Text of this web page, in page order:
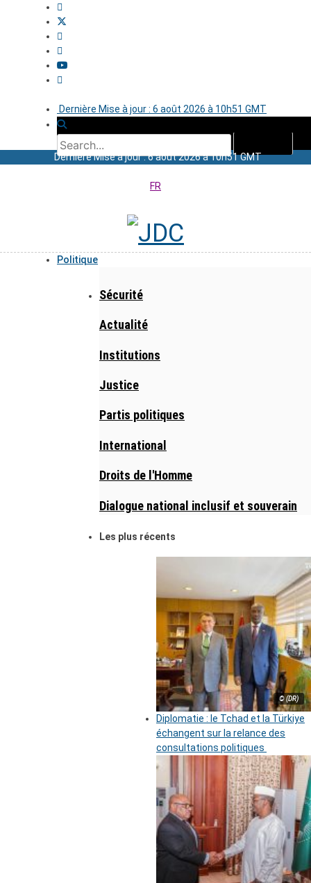
Dernière Mise à jour : 6 août 2026 à 10h51 GMT
Dernière Mise à jour : 6 août 2026 à 10h51 GMT
FR
Politique
Sécurité
Actualité
Institutions
Justice
Partis politiques
International
Droits de l'Homme
Dialogue national inclusif et souverain
Les plus récents
© (DR)
Diplomatie : le Tchad et la Türkiye
échangent sur la relance des
consultations politiques